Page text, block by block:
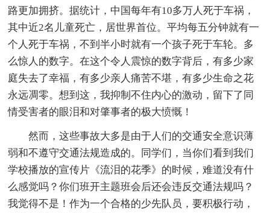
路更加拥挤。据统计，中国每年有10多万人死于车祸，
其中近2名儿童死亡，居世界首位。平均每五分钟就有一
个人死于车祸，不到半小时就有一个孩子死于车轮。多
么惊人的数字。在这个令人震惊的数字背后，有多少家
庭失去了幸福，有多少亲人痛苦不堪，有多少生命之花
永远凋零。想到这，我抑制不住内心的激动，留下了同
情受害者的眼泪和对肇事者的极大愤慨！
然而，这些事故大多是由于人们的交通安全意识薄
弱和不遵守交通法规造成的。同学们，当你们看到我们
学校播放的宣传片《流泪的花季》的时候，难道没有什
么感觉吗？你们班开主题班会后还会违反交通法规吗？
我觉得不是！作为一个合格的少先队员，要积极行动，